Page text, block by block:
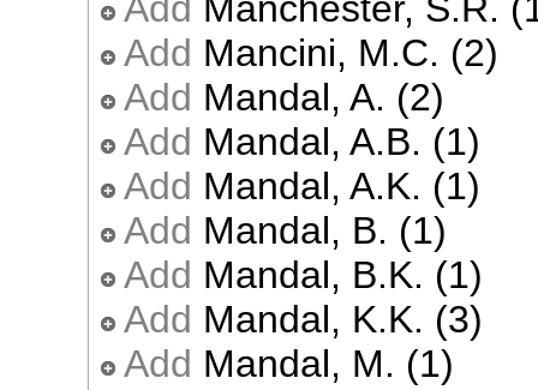
Add Mancini, M.C. (2)
Add Mandal, A. (2)
Add Mandal, A.B. (1)
Add Mandal, A.K. (1)
Add Mandal, B. (1)
Add Mandal, B.K. (1)
Add Mandal, K.K. (3)
Add Mandal, M. (1)